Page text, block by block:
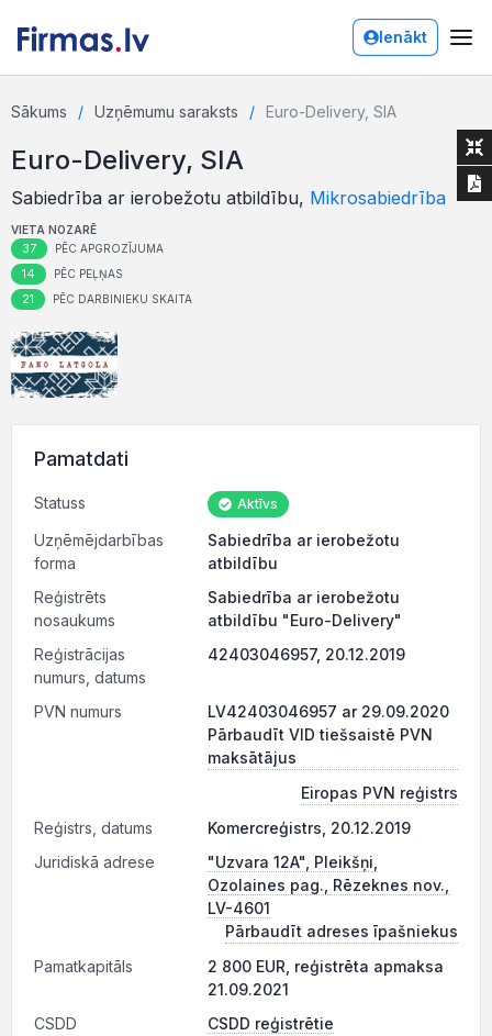
Ienākt
Sākums Uzņēmumu saraksts Euro-Delivery, SIA
Euro-Delivery, SIA
Sabiedrība ar ierobežotu atbildību, Mikrosabiedrība
VIETA NOZARĒ
37 PĒC APGROZĪJUMA
14 PĒC PEĻŅAS
21 PĒC DARBINIEKU SKAITA
Pamatdati
Statuss Aktīvs
Uzņēmējdarbības
forma
Sabiedrība ar ierobežotu
atbildību
Reģistrēts
nosaukums
Sabiedrība ar ierobežotu
atbildību "Euro-Delivery"
Reģistrācijas
numurs, datums
42403046957, 20.12.2019
PVN numurs
LV42403046957 ar 29.09.2020
Pārbaudīt VID tiešsaistē PVN
maksātājus
Eiropas PVN reģistrs
Reģistrs, datums
Komercreģistrs, 20.12.2019
Juridiskā adrese
"Uzvara 12A", Pleikšņi,
Ozolaines pag., Rēzeknes nov.,
LV-4601
Pārbaudīt adreses īpašniekus
Pamatkapitāls
2 800 EUR, reģistrēta apmaksa
21.09.2021
CSDD
CSDD reģistrētie